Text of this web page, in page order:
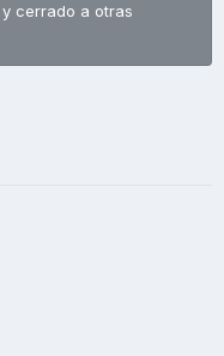
cerrado a otras